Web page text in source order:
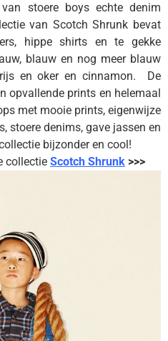
stoere boys echte denim
van Scotch Shrunk bevat
hippe shirts en te gekke
blauw en nog meer blauw
en oker en cinnamon. De
opvallende prints en helemaal
met mooie prints, eigenwijze
stoere denims, gave jassen en
bijzonder en cool!
collectie Scotch Shrunk >>>